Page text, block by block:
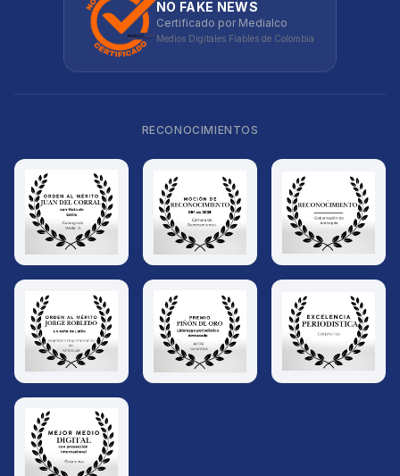
NO FAKE NEWS
Certificado por Medialco
Medios Digitales Fiables de Colombia
RECONOCIMIENTOS